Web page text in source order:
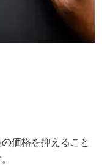
価格を抑えること